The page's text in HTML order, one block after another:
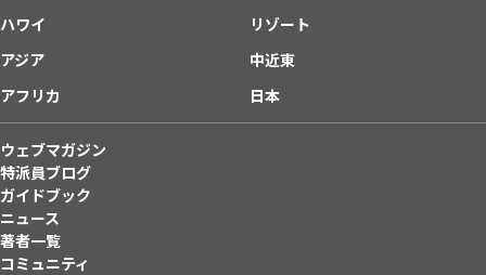
ハワイ
リゾート
アジア
中近東
アフリカ
日本
ウェブマガジン
特派員ブログ
ガイドブック
ニュース
著者一覧
コミュニティ